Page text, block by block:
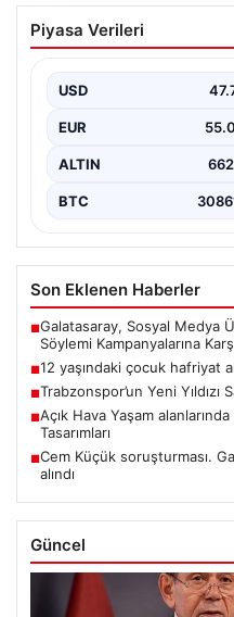
12 yaşındaki
gölette boğuldu
Boğuldu”, “content”: “
gerçekleşen…
Piyasa Verileri
USD
EUR
ALTIN
BTC
Son Eklenen Haberler
■Galatasaray, Sosyal Medya
Söylemi Kampanyalarına
■12 yaşındaki çocuk hafriyat
■Trabzonspor’un Yeni Yıldızı
■Açık Hava Yaşam
Tasarımları
■Cem Küçük soruşturması.
alındı
Güncel